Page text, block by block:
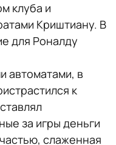
клуба и
Криштиану. В
для Роналду
автоматами, в
к
за игры деньги
слаженная